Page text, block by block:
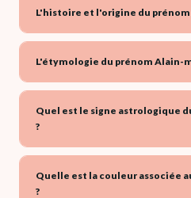
L'histoire et l'origine du
L'étymologie du prénom Alain-
Quel est le signe astrologique
?
Quelle est la couleur associée
?